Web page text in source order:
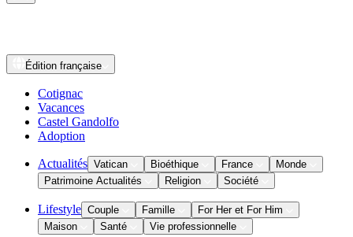
Édition française
Cotignac
Vacances
Castel Gandolfo
Adoption
Actualités Vatican Bioéthique France
Monde
Patrimoine Actualités
Religion Société
Lifestyle Couple Famille
For Her et For Him
Maison
Santé Vie professionnelle